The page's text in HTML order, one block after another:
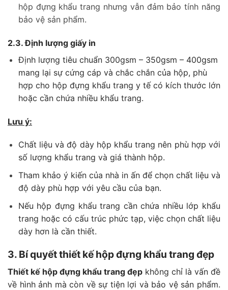
hộp đựng khẩu trang nhưng vẫn đảm bảo tính năng
bảo vệ sản phẩm.
2.3. Định lượng giấy in
Định lượng tiêu chuẩn 300gsm – 350gsm – 400gsm
mang lại sự cứng cáp và chắc chắn của hộp, phù
hợp cho hộp đựng khẩu trang y tế có kích thước lớn
hoặc cần chứa nhiều khẩu trang.
Lưu ý:
Chất liệu và độ dày hộp khẩu trang nên phù hợp với
số lượng khẩu trang và giá thành hộp.
Tham khảo ý kiến của nhà in ấn để chọn chất liệu và
độ dày phù hợp với yêu cầu của bạn.
Nếu hộp đựng khẩu trang cần chứa nhiều lớp khẩu
trang hoặc có cấu trúc phức tạp, việc chọn chất liệu
dày hơn là cần thiết.
3. Bí quyết thiết kế hộp đựng khẩu trang đẹp
Thiết kế hộp đựng khẩu trang đẹp không chỉ là vấn đề
về hình ảnh mà còn về sự tiện lợi và bảo vệ sản phẩm.